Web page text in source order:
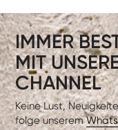
IMMER
MIT
CHANNEL
Keine Lust,
folge unserem